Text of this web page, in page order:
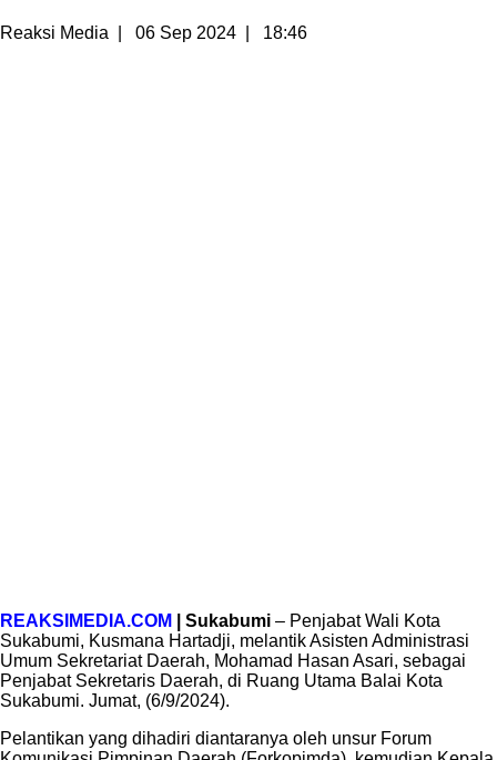
Reaksi Media 06 Sep 2024 18:46
REAKSIMEDIA.COM | Sukabumi – Penjabat Wali Kota
Sukabumi, Kusmana Hartadji, melantik Asisten Administrasi
Umum Sekretariat Daerah, Mohamad Hasan Asari, sebagai
Penjabat Sekretaris Daerah, di Ruang Utama Balai Kota
Sukabumi. Jumat, (6/9/2024).
Pelantikan yang dihadiri diantaranya oleh unsur Forum